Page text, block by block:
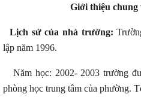
Giới thiệu
Lịch sử của nhà trường:
lập năm 1996.
Năm học: 2002- 2003 trường
phòng học trung tâm của phường.